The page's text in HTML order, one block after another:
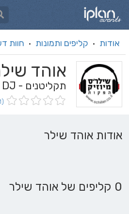
אודות · קליפים ותמונות · חוות
אוהד
תקליטנים - DJ
(1)
אודות אוהד שילר
0 קליפים של אוהד שילר